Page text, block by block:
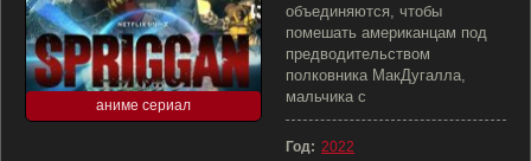
аниме сериал
объединяются, чтобы
помешать американцам под
предводительством
полковника МакДугалла,
мальчика с
Год: 2022